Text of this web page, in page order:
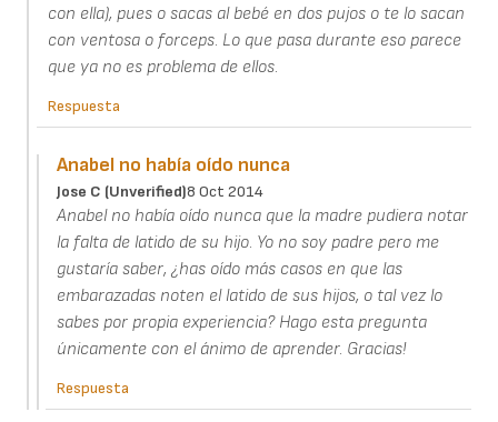
con ella), pues o sacas al bebé en dos pujos o te lo sacan
con ventosa o forceps. Lo que pasa durante eso parece
que ya no es problema de ellos.
Respuesta
Anabel no había oído nunca
Jose C (unverified)8 Oct 2014
Anabel no había oído nunca que la madre pudiera notar
la falta de latido de su hijo. Yo no soy padre pero me
gustaría saber, ¿has oído más casos en que las
embarazadas noten el latido de sus hijos, o tal vez lo
sabes por propia experiencia? Hago esta pregunta
únicamente con el ánimo de aprender. Gracias!
Respuesta